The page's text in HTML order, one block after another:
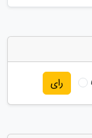
رای